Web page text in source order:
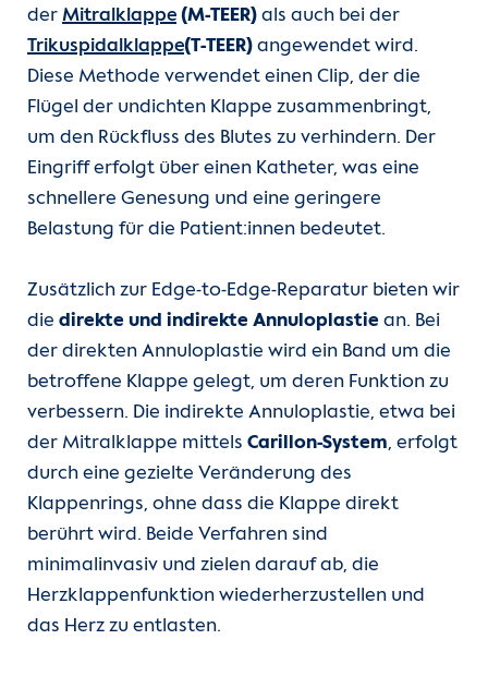
der Mitralklappe (M-TEER) als auch bei der
Trikuspidalklappe(T-TEER) angewendet wird.
Diese Methode verwendet einen Clip, der die
Flügel der undichten Klappe zusammenbringt,
um den Rückfluss des Blutes zu verhindern. Der
Eingriff erfolgt über einen Katheter, was eine
schnellere Genesung und eine geringere
Belastung für die Patient:innen bedeutet.
Zusätzlich zur Edge-to-Edge-Reparatur bieten wir
die direkte und indirekte Annuloplastie an. Bei
der direkten Annuloplastie wird ein Band um die
betroffene Klappe gelegt, um deren Funktion zu
verbessern. Die indirekte Annuloplastie, etwa bei
der Mitralklappe mittels Carillon-System, erfolgt
durch eine gezielte Veränderung des
Klappenrings, ohne dass die Klappe direkt
berührt wird. Beide Verfahren sind
minimalinvasiv und zielen darauf ab, die
Herzklappenfunktion wiederherzustellen und
das Herz zu entlasten.